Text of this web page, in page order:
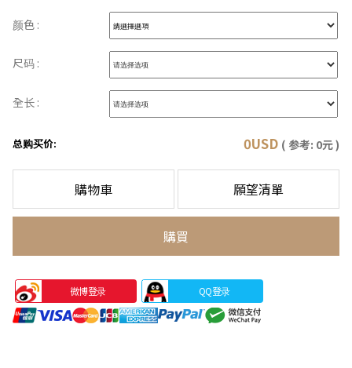
颜色 :
尺码 :
全长 :
总购买价: 0USD ( 参考: 0元 )
購物車 願望清單
購買
微博登录 QQ登录